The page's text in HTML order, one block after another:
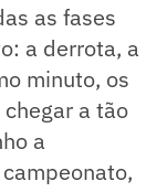
as fases
a derrota, a
minuto, os
a tão
a